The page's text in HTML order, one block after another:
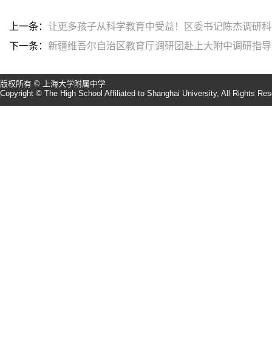
上一条： 让更多孩子从科学教育中受益！区委书记陈杰调研
下一条： 新疆维吾尔自治区教育厅调研团赴上大附中调研指导
版权所有 © 上海大学附属中学
Copyright © The High School Affiliated to Shanghai University, All Rights